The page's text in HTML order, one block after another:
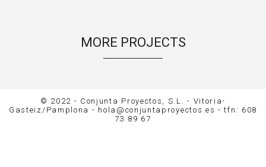
MORE PROJECTS
© 2022 - Conjunta Proyectos, S.L. - Vitoria-
Gasteiz/Pamplona - hola@conjuntaproyectos.es - tfn: 608
73 89 67